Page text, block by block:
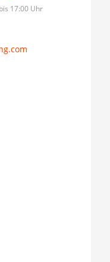
17:00 Uhr